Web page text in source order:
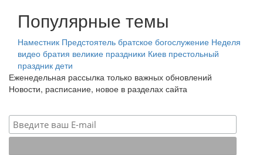
Популярные темы
Наместник Предстоятель братское богослужение Неделя
видео братия великие праздники Киев престольный
праздник дети
Еженедельная рассылка только важных обновлений
Новости, расписание, новое в разделах сайта